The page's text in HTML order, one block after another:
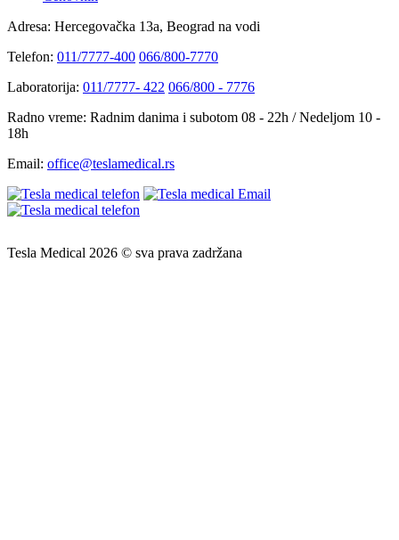
Adresa: Hercegovačka 13a, Beograd na vodi
Telefon: 011/7777-400 066/800-7770
Laboratorija: 011/7777- 422 066/800 - 7776
Radno vreme: Radnim danima i subotom 08 - 22h / Nedeljom 10 -
18h
Email: office@teslamedical.rs
Tesla Medical 2026 © sva prava zadržana